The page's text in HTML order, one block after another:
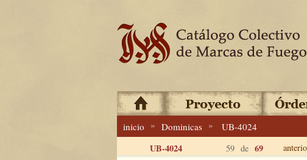
inicio » Dominicas » UB-4024
UB-4024 59 de 69